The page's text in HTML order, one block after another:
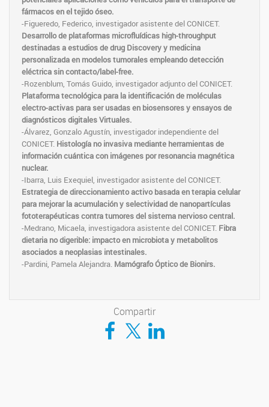
fármacos en el tejido óseo.
-Figueredo, Federico, investigador asistente del CONICET.
Desarrollo de plataformas microfluídicas high-throughput
destinadas a estudios de drug Discovery y medicina
personalizada en modelos tumorales empleando detección
eléctrica sin contacto/label-free.
-Rozenblum, Tomás Guido, investigador adjunto del CONICET.
Plataforma tecnológica para la identificación de moléculas
electro-activas para ser usadas en biosensores y ensayos de
diagnósticos digitales Virtuales.
-Álvarez, Gonzalo Agustín, investigador independiente del
CONICET. Histología no invasiva mediante herramientas de
información cuántica con imágenes por resonancia magnética
nuclear.
-Ibarra, Luis Exequiel, investigador asistente del CONICET.
Estrategia de direccionamiento activo basada en terapia celular
para mejorar la acumulación y selectividad de nanopartículas
fototerapéuticas contra tumores del sistema nervioso central.
-Medrano, Micaela, investigadora asistente del CONICET. Fibra
dietaria no digerible: impacto en microbiota y metabolitos
asociados a neoplasias intestinales.
-Pardini, Pamela Alejandra. Mamógrafo Óptico de Bionirs.
Compartir
Compartir en Facebook
Compartir en TwitterCompartir en LinkedIn